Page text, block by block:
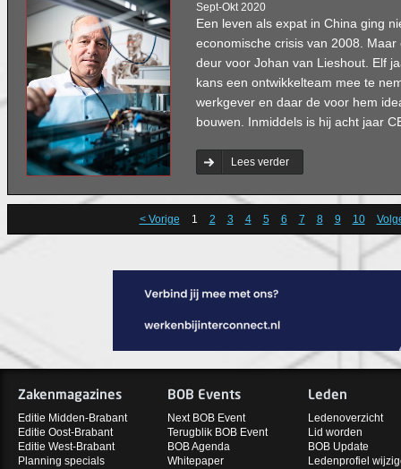
Sept-Okt 2020
Een leven als expat in China ging
economische crisis van 2008.
deur voor Johan van Lieshout. Elf
kans een ontwikkelteam mee te
werkgever en daar de voor hem
bouwen. Inmiddels is hij acht jaar
Lees verder
< Vorige 1 2 3 4 5 6 7 8 9 10
Zakenmagazines
Editie Midden-Brabant
Editie Oost-Brabant
Editie West-Brabant
Planning specials
BOB Events
Next BOB Event
Terugblik BOB Event
BOB Agenda
Whitepaper
Leden
Ledenoverzicht
Lid worden
BOB Update
Ledenprofiel